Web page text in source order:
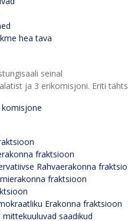
hea tava
ja 3 erikomisjoni. Eriti
fraktsioon
Rahvaerakonna
fraktsioon
Erakonna fraktsioon
mittekuuluvad saadikud